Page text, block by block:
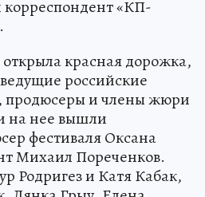
«КП-
красная дорожка,
российские
продюсеры и члены жюри
на нее вышли
фестиваля Оксана
Михаил Пореченков.
Родригез и Катя Кабак,